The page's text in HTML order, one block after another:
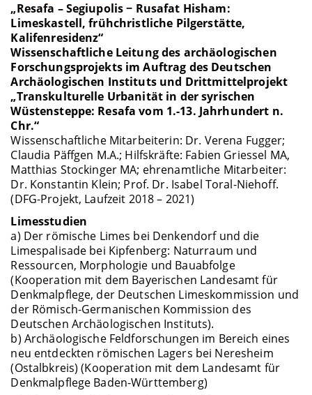
„Resafa – Segiupolis − Rusafat Hisham:
Limeskastell, frühchristliche Pilgerstätte,
Kalifenresidenz“
Wissenschaftliche Leitung des archäologischen
Forschungsprojekts im Auftrag des Deutschen
Archäologischen Instituts und Drittmittelprojekt
„Transkulturelle Urbanität in der syrischen
Wüstensteppe: Resafa vom 1.-13. Jahrhundert n.
Chr.“
Wissenschaftliche Mitarbeiterin: Dr. Verena Fugger;
Claudia Päffgen M.A.; Hilfskräfte: Fabien Griessel MA,
Matthias Stockinger MA; ehrenamtliche Mitarbeiter:
Dr. Konstantin Klein; Prof. Dr. Isabel Toral-Niehoff.
(DFG-Projekt, Laufzeit 2018 – 2021)
Limesstudien
a) Der römische Limes bei Denkendorf und die
Limespalisade bei Kipfenberg: Naturraum und
Ressourcen, Morphologie und Bauabfolge
(Kooperation mit dem Bayerischen Landesamt für
Denkmalpflege, der Deutschen Limeskommission und
der Römisch-Germanischen Kommission des
Deutschen Archäologischen Instituts).
b) Archäologische Feldforschungen im Bereich eines
neu entdeckten römischen Lagers bei Neresheim
(Ostalbkreis) (Kooperation mit dem Landesamt für
Denkmalpflege Baden-Württemberg)